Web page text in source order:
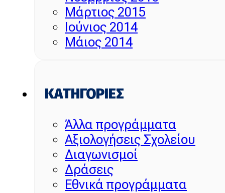
Μάρτιος 2015
Ιούνιος 2014
Μάιος 2014
KΑΤΗΓΟΡΊΕΣ
Άλλα προγράμματα
Αξιολογήσεις Σχολείου
Διαγωνισμοί
Δράσεις
Εθνικά προγράμματα